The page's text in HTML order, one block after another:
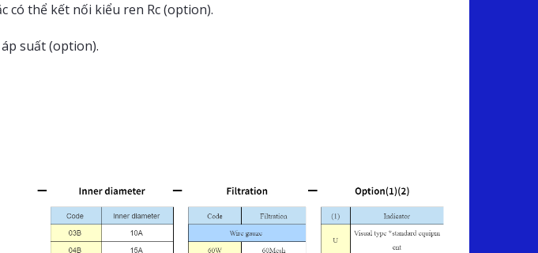
có thể kết nối kiểu ren Rc (option).
suất (option).